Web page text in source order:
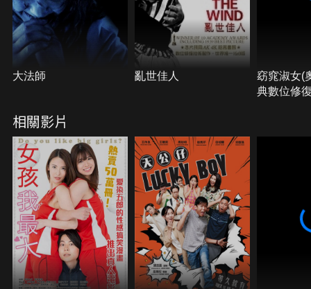
大法師 亂世佳人
窈窕淑女(
典數位修
相關影片